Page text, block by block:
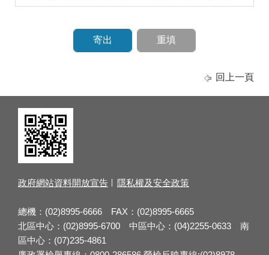
回上一頁
政府網站資料開放宣告 隱私權及安全政策
總機：(02)8995-6666 FAX：(02)8995-6665
北區中心：(02)8995-6700 中區中心：(04)2255-0633 南
區中心：(07)235-4861